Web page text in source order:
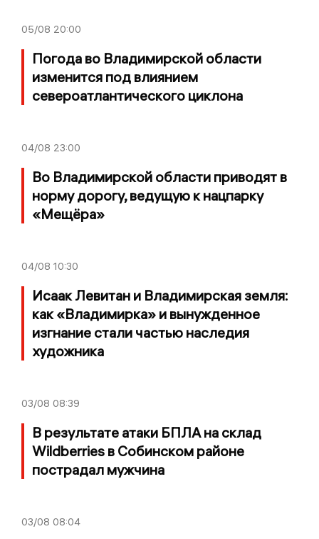
05/08 20:00
Погода во Владимирской области
изменится под влиянием
североатлантического циклона
04/08 23:00
Во Владимирской области приводят в
норму дорогу, ведущую к нацпарку
«Мещёра»
04/08 10:30
Исаак Левитан и Владимирская земля:
как «Владимирка» и вынужденное
изгнание стали частью наследия
художника
03/08 08:39
В результате атаки БПЛА на склад
Wildberries в Собинском районе
пострадал мужчина
03/08 08:04